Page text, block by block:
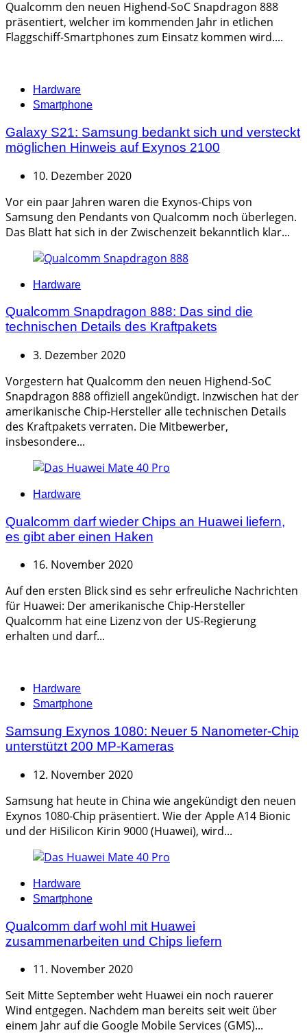
Qualcomm den neuen Highend-SoC Snapdragon 888
präsentiert, welcher im kommenden Jahr in etlichen
Flaggschiff-Smartphones zum Einsatz kommen wird....
Categories
Hardware
Smartphone
Galaxy S21: Samsung bedankt sich und versteckt
möglichen Hinweis auf Exynos 2100
10. Dezember 2020
Vor ein paar Jahren waren die Exynos-Chips von
Samsung den Pendants von Qualcomm noch überlegen.
Das Blatt hat sich in der Zwischenzeit bekanntlich klar...
Categories
Hardware
Qualcomm Snapdragon 888: Das sind die
technischen Details des Kraftpakets
3. Dezember 2020
Vorgestern hat Qualcomm den neuen Highend-SoC
Snapdragon 888 offiziell angekündigt. Inzwischen hat der
amerikanische Chip-Hersteller alle technischen Details
des Kraftpakets verraten. Die Mitbewerber,
insbesondere...
Categories
Hardware
Qualcomm darf wieder Chips an Huawei liefern,
es gibt aber einen Haken
16. November 2020
Auf den ersten Blick sind es sehr erfreuliche Nachrichten
für Huawei: Der amerikanische Chip-Hersteller
Qualcomm hat eine Lizenz von der US-Regierung
erhalten und darf...
Categories
Hardware
Smartphone
Samsung Exynos 1080: Neuer 5 Nanometer-Chip
unterstützt 200 MP-Kameras
12. November 2020
Samsung hat heute in China wie angekündigt den neuen
Exynos 1080-Chip präsentiert. Wie der Apple A14 Bionic
und der HiSilicon Kirin 9000 (Huawei), wird...
Categories
Hardware
Smartphone
Qualcomm darf wohl mit Huawei
zusammenarbeiten und Chips liefern
11. November 2020
Seit Mitte September weht Huawei ein noch rauerer
Wind entgegen. Nachdem man bereits seit weit über
einem Jahr auf die Google Mobile Services (GMS)...